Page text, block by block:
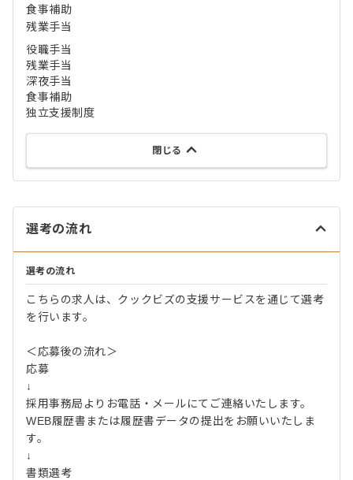
食事補助
残業手当
役職手当
残業手当
深夜手当
食事補助
独立支援制度
閉じる
選考の流れ
選考の流れ
こちらの求人は、クックビズの支援サービスを通じて選考
を行います。
＜応募後の流れ＞
応募
↓
採用事務局よりお電話・メールにてご連絡いたします。
WEB履歴書または履歴書データの提出をお願いいたしま
す。
↓
書類選考